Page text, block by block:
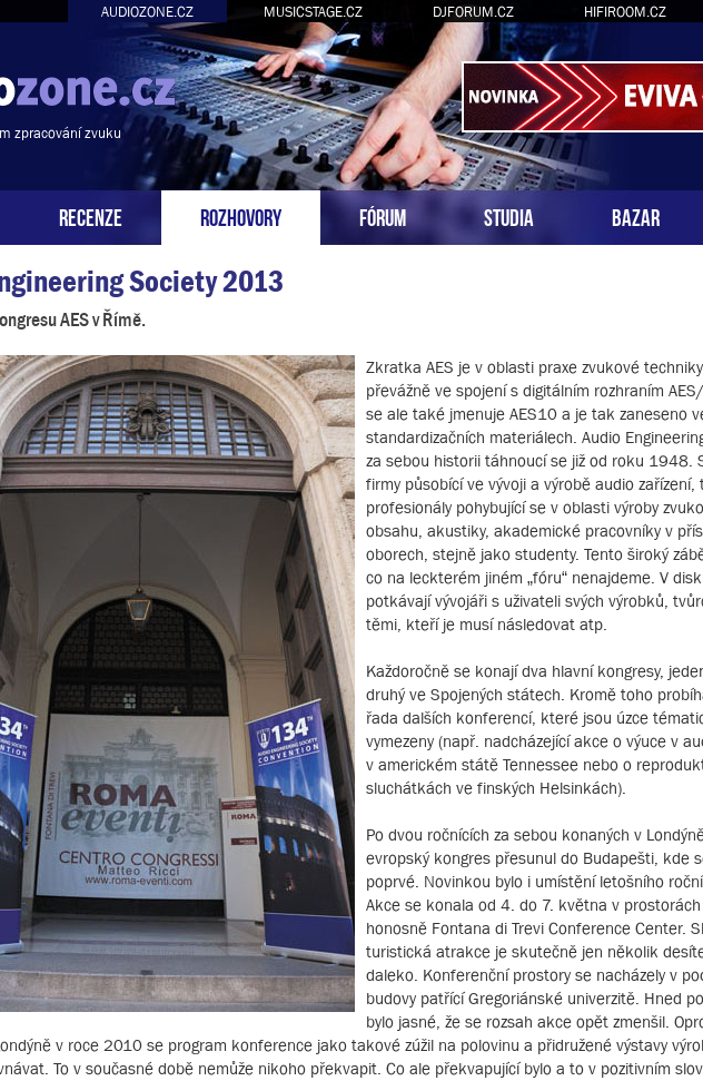
AUDIOZONE.CZ MUSICSTAGE.CZ DJFORUM.CZ HIFIROOM.CZ
zpracování zvuku
RECENZE ROZHOVORY FÓRUM STUDIA BAZAR
Society 2013
AES v Římě.
Zkratka AES je v oblasti praxe zvukové
převážně ve spojení s digitálním rozhraním
se ale také jmenuje AES10 a je tak zaneseno
standardizačních materiálech. Audio
za sebou historii táhnoucí se již od roku 1948.
firmy působící ve vývoji a výrobě audio zařízení,
profesionály pohybující se v oblasti výroby
obsahu, akustiky, akademické pracovníky v
oborech, stejně jako studenty. Tento široký
co na leckterém jiném „fóru“ nenajdeme. V
potkávají vývojáři s uživateli svých výrobků,
těmi, kteří je musí následovat atp.
Každoročně se konají dva hlavní kongresy,
druhý ve Spojených státech. Kromě toho
řada dalších konferencí, které jsou úzce
vymezeny (např. nadcházející akce o výuce v
v americkém státě Tennessee nebo o
sluchátkách ve finských Helsinkách).
Po dvou ročnících za sebou konaných v
evropský kongres přesunul do Budapešti, kde
poprvé. Novinkou bylo i umístění letošního
Akce se konala od 4. do 7. května v prostorách
honosně Fontana di Trevi Conference Center.
turistická atrakce je skutečně jen několik
daleko. Konferenční prostory se nacházely v
budovy patřící Gregoriánské univerzitě. Hned
bylo jasné, že se rozsah akce opět zmenšil.
v roce 2010 se program konference jako takové zúžil na polovinu a přidružené výstavy
To v současné době nemůže nikoho překvapit. Co ale překvapující bylo a to v pozitivním